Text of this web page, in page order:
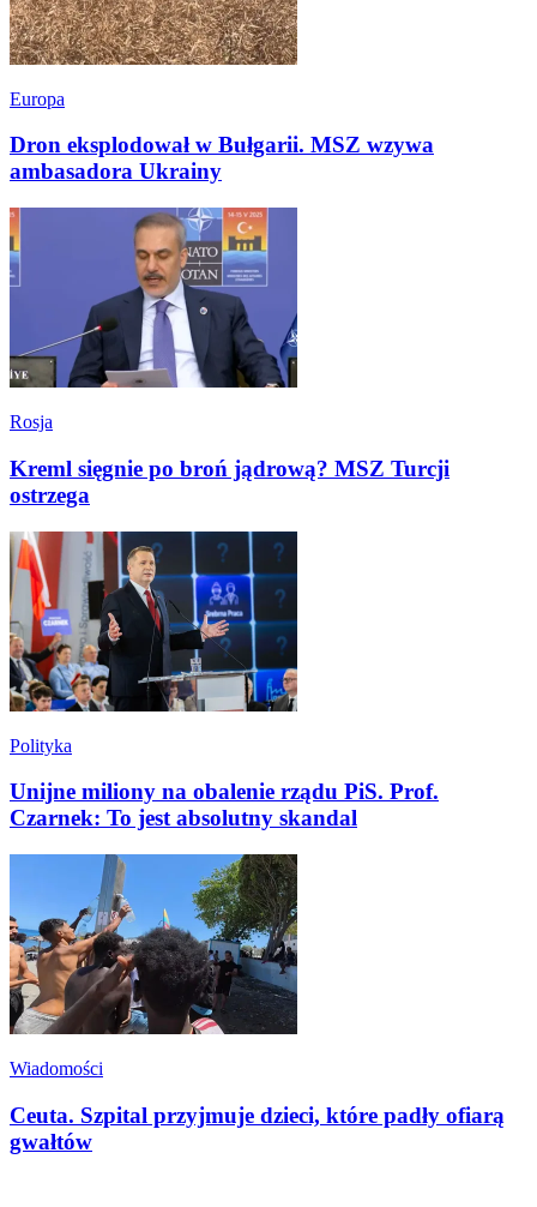
Europa
Dron eksplodował w Bułgarii. MSZ wzywa
ambasadora Ukrainy
Rosja
Kreml sięgnie po broń jądrową? MSZ Turcji
ostrzega
Polityka
Unijne miliony na obalenie rządu PiS. Prof.
Czarnek: To jest absolutny skandal
Wiadomości
Ceuta. Szpital przyjmuje dzieci, które padły ofiarą
gwałtów